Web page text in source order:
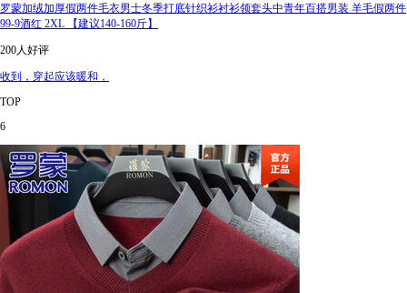
罗蒙加绒加厚假两件毛衣男士冬季打底针织衫衬衫领套头中青年百搭男装 羊毛假两件
99-9酒红 2XL 【建议140-160斤】
200人好评
收到，穿起应该暖和，
TOP
6